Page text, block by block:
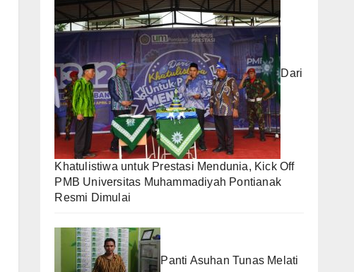
Dari
Khatulistiwa untuk Prestasi Mendunia, Kick Off
PMB Universitas Muhammadiyah Pontianak
Resmi Dimulai
Panti Asuhan Tunas Melati